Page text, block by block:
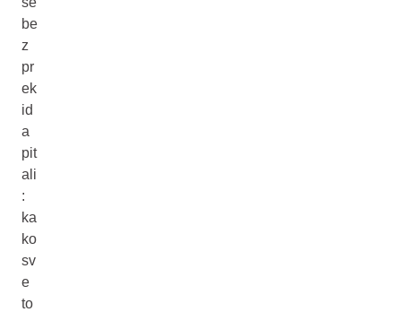
be
z
pr
ek
id
a
pit
ali
:
ka
ko
sv
e
to